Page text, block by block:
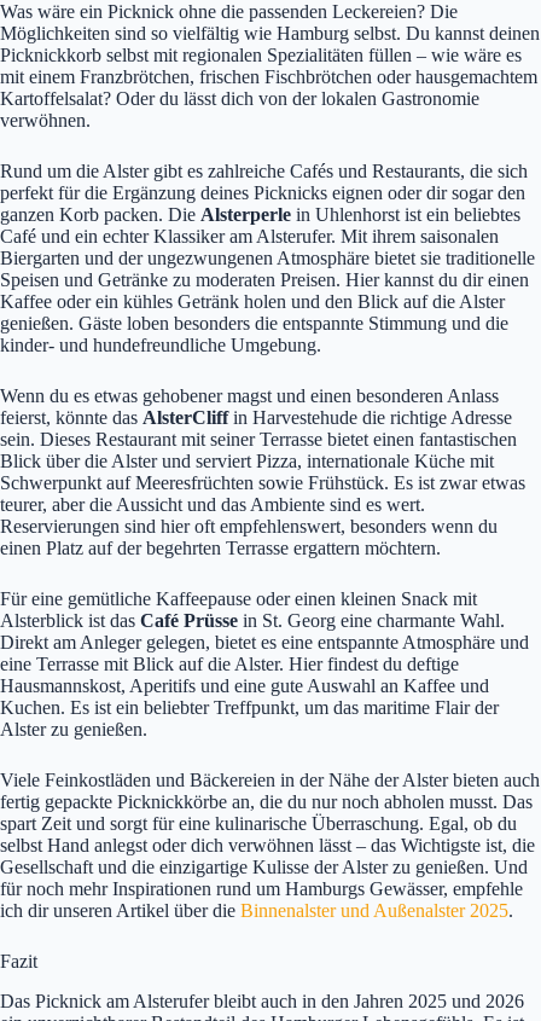
Was wäre ein Picknick ohne die passenden Leckereien? Die
Möglichkeiten sind so vielfältig wie Hamburg selbst. Du kannst deinen
Picknickkorb selbst mit regionalen Spezialitäten füllen – wie wäre es
mit einem Franzbrötchen, frischen Fischbrötchen oder hausgemachtem
Kartoffelsalat? Oder du lässt dich von der lokalen Gastronomie
verwöhnen.
Rund um die Alster gibt es zahlreiche Cafés und Restaurants, die sich
perfekt für die Ergänzung deines Picknicks eignen oder dir sogar den
ganzen Korb packen. Die Alsterperle in Uhlenhorst ist ein beliebtes
Café und ein echter Klassiker am Alsterufer. Mit ihrem saisonalen
Biergarten und der ungezwungenen Atmosphäre bietet sie traditionelle
Speisen und Getränke zu moderaten Preisen. Hier kannst du dir einen
Kaffee oder ein kühles Getränk holen und den Blick auf die Alster
genießen. Gäste loben besonders die entspannte Stimmung und die
kinder- und hundefreundliche Umgebung.
Wenn du es etwas gehobener magst und einen besonderen Anlass
feierst, könnte das AlsterCliffin Harvestehude die richtige Adresse
sein. Dieses Restaurant mit seiner Terrasse bietet einen fantastischen
Blick über die Alster und serviert Pizza, internationale Küche mit
Schwerpunkt auf Meeresfrüchten sowie Frühstück. Es ist zwar etwas
teurer, aber die Aussicht und das Ambiente sind es wert.
Reservierungen sind hier oft empfehlenswert, besonders wenn du
einen Platz auf der begehrten Terrasse ergattern möchtern.
Für eine gemütliche Kaffeepause oder einen kleinen Snack mit
Alsterblick ist das Café Prüsse in St. Georg eine charmante Wahl.
Direkt am Anleger gelegen, bietet es eine entspannte Atmosphäre und
eine Terrasse mit Blick auf die Alster. Hier findest du deftige
Hausmannskost, Aperitifs und eine gute Auswahl an Kaffee und
Kuchen. Es ist ein beliebter Treffpunkt, um das maritime Flair der
Alster zu genießen.
Viele Feinkostläden und Bäckereien in der Nähe der Alster bieten auch
fertig gepackte Picknickkörbe an, die du nur noch abholen musst. Das
spart Zeit und sorgt für eine kulinarische Überraschung. Egal, ob du
selbst Hand anlegst oder dich verwöhnen lässt – das Wichtigste ist, die
Gesellschaft und die einzigartige Kulisse der Alster zu genießen. Und
für noch mehr Inspirationen rund um Hamburgs Gewässer, empfehle
ich dir unseren Artikel über die Binnenalster und Außenalster 2025.
Fazit
Das Picknick am Alsterufer bleibt auch in den Jahren 2025 und 2026